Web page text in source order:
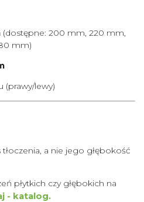
(dostępne: 200 mm, 220 mm,
mm)
(prawy/lewy)
a nie jego głębokość
płytkich czy głębokich na
- katalog.